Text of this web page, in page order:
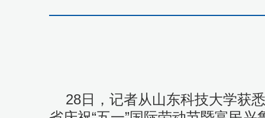
28日，记者从山东科技大学获